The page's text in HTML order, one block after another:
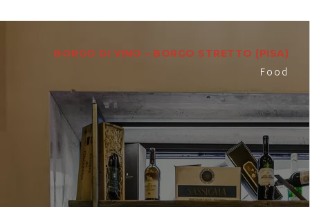
BORGO DI VINO – BORGO STRETTO (PISA)
Food